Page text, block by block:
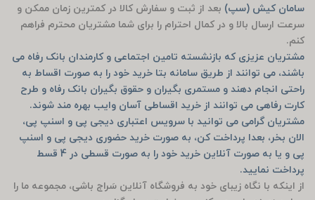
سامان کیش (سپ) بعد از ثبت و سفارش کالا در کمترین زمان ممکن و
سرعت ارسال بالا و در کمال احترام را برای شما مشتریان محترم فراهم
کنم.
مشتریان عزیزی که بازنشسته تامین اجتماعی و کارمندان بانک رفاه می
باشند، می توانند از طریق سامانه بتا خرید خود را به صورت اقساط به
راحتی انجام دهند و مستمری بگیران و حقوق بگیران بانک رفاه و طرح
کارت رفاهی می توانند از خرید اقساطی آسان وایب بهره مند شوند.
مشتریان گرامی می توانید با سرویس اعتباری دیجی پی و اسنپ پی،
الان بخر، بعدا پرداخت کن، به صورت خرید حضوری دیجی پی و اسنپ
پی و یا به صورت آنلاین خرید خود را به صورت قسطی در 4 قسط
پرداخت نمایید.
از اینکه با نگاه زیبای خود به فروشگاه آنلاین سَراج باشی، مجموعه ما را